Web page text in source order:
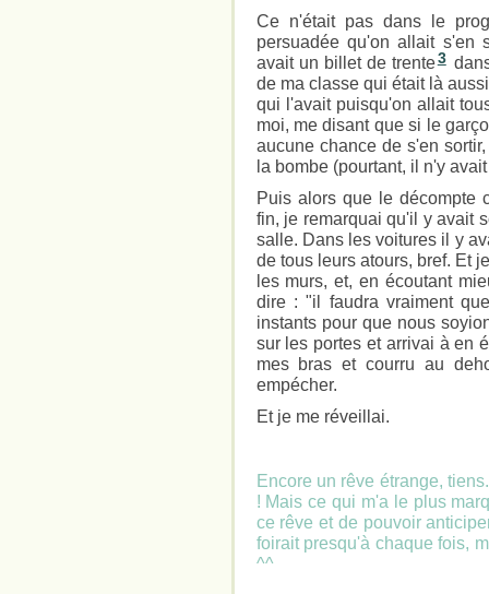
Ce n'était pas dans le
persuadée qu'on allait s'en
avait un billet de trente3
de ma classe qui était là
qui l'avait puisqu'on allait
moi, me disant que si le
aucune chance de s'en
la bombe (pourtant, il n'y
Puis alors que le décompte
fin, je remarquai qu'il y avait
salle. Dans les voitures il y
de tous leurs atours, bref. Et
les murs, et, en écoutant
dire : "il faudra vraiment
instants pour que nous
sur les portes et arrivai à en
mes bras et courru au
empécher.
Et je me réveillai.
Encore un rêve étrange,
! Mais ce qui m'a le plus
ce rêve et de pouvoir
foirait presqu'à chaque fois,
^^